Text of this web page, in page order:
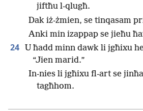
jiftħu l-qlugħ.
Dak iż-żmien, se tinqasam
Anki min izappap se jieħu
24 U ħadd minn dawk li jgħixu
“Jien marid.”
In-nies li jgħixu fl-art se
tagħhom.